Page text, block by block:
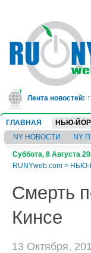
Лента новостей:
в тюрьму на 10 лет
ГЛАВНАЯ НЬЮ-
NY НОВОСТИ
NY
Суббота, 8 Августа
RUNYweb.com > НЬЮ-
Смерть
Кинсе
13 Октября,